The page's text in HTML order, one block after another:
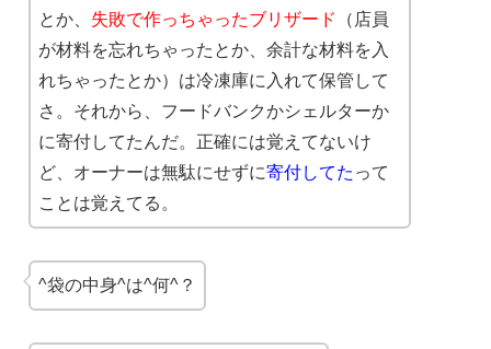
とか、 失敗で作っちゃったブリザード
（店員
が材料を忘れちゃったとか、余計な材料を入
れちゃったとか）は冷凍庫に入れて保管して
さ。それから、フードバンクかシェルターか
に寄付してたんだ。正確には覚えてないけ
ど、オーナーは無駄にせずに寄付してた って
ことは覚えてる。
^袋の中身^は^何^？